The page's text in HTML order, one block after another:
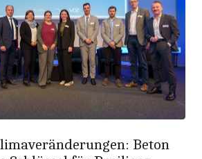
Beton